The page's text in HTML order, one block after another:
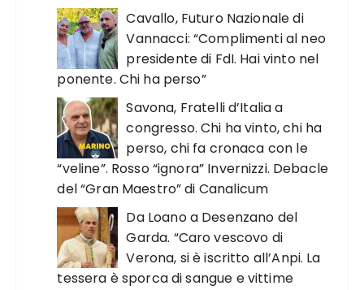
Cavallo, Futuro Nazionale di
Vannacci: “Complimenti al neo
presidente di FdI. Hai vinto nel
ponente. Chi ha perso”
Savona, Fratelli d’Italia a
congresso. Chi ha vinto, chi ha
perso, chi fa cronaca con le
“veline”. Rosso “ignora” Invernizzi. Debacle
del “Gran Maestro” di Canalicum
Da Loano a Desenzano del
Garda. “Caro vescovo di
Verona, si è iscritto all’Anpi. La
tessera è sporca di sangue e vittime